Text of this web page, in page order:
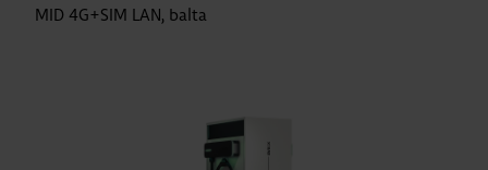
MID 4G+SIM LAN, balta